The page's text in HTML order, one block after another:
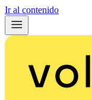
Ir al contenido